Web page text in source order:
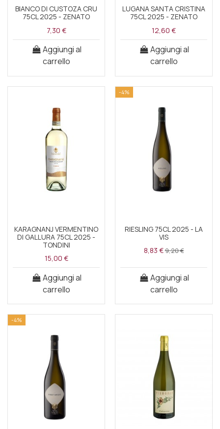
BIANCO DI CUSTOZA CRU
75CL 2025 - ZENATO
7,30 €
Aggiungi al
carrello
LUGANA SANTA CRISTINA
75CL 2025 - ZENATO
12,60 €
Aggiungi al
carrello
KARAGNANJ VERMENTINO
DI GALLURA 75CL 2025 -
TONDINI
15,00 €
Aggiungi al
carrello
-4%
RIESLING 75CL 2025 - LA
VIS
8,83 €9,20 €
Aggiungi al
carrello
-4%